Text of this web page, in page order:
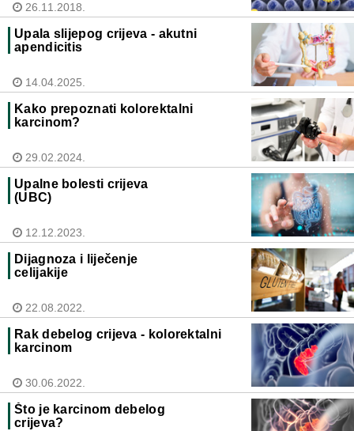
26.11.2018.
Upala slijepog crijeva - akutni
apendicitis
14.04.2025.
Kako prepoznati kolorektalni
karcinom?
29.02.2024.
Upalne bolesti crijeva
(UBC)
12.12.2023.
Dijagnoza i liječenje
celijakije
22.08.2022.
Rak debelog crijeva - kolorektalni
karcinom
30.06.2022.
Što je karcinom debelog
crijeva?